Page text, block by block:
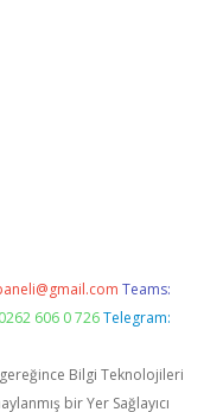
Teams:
606 0 726 Telegram:
gereğince Bilgi Teknolojileri
bir Yer Sağlayıcı